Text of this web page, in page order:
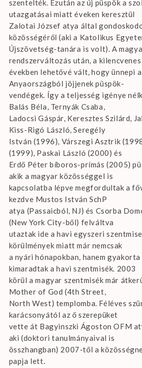
szentelték. Ezután az új püspök a
utazgatásai miatt éveken keresztül
Zalotai József atya által
közösségéről (aki a Katolikus
Újszövetség-tanára is volt). A
rendszerváltozás után, a kilencvenes
években lehetővé vált, hogy ünnepi
Anyaországból jöjjenek püspök-
vendégek. Így a teljesség igénye
Balás Béla, Ternyák Csaba,
Ladocsi Gáspár, Keresztes Szilárd,
Kiss-Rigó László, Seregély
István (1996), Várszegi Asztrik
(1999), Paskai László (2000) és
Erdő Péter bíboros-prímás (2005)
akik a magyar közösséggel is
kapcsolatba lépve megfordultak a
kezdve Mustos István SchP
atya (Passaicból, NJ) és Csorba
(New York City-ből) felváltva
utaztak ide a havi egyszeri
körülmények miatt már nemcsak
a nyári hónapokban, hanem
kimaradtak a havi szentmisék. 2003
körül a magyar szentmisék már
Mother of God (4th Street,
North West) templomba. Féléves
karácsonyától az ő szerepüket
vette át Bagyinszki Ágoston OFM
aki (doktori tanulmányaival is
összhangban) 2007-től a
papja lett.